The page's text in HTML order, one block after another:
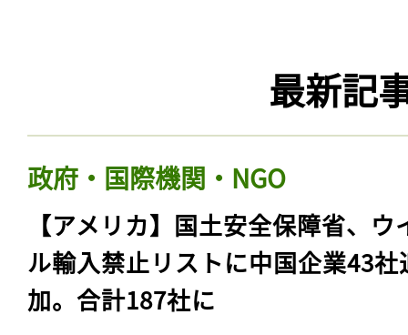
最新記
政府・国際機関・NGO
【アメリカ】国土安全保障省、ウ
ル輸入禁止リストに中国企業43社
加。合計187社に